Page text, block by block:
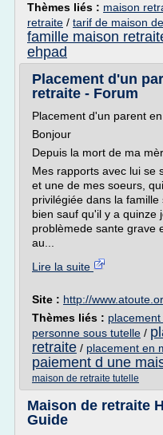
Thèmes liés : maison
retraite / tarif de maison
famille maison
ehpad
Placement d'un
retraite - Forum
Placement d'un parent
Bonjour
Depuis la mort de ma
Mes rapports avec lui se
et une de mes soeurs,
privilégiée dans la
bien sauf qu'il y a quinze
problèmede sante grave
au...
Lire la suite
Site : http://
Thèmes liés :
personne sous tutelle /
retraite / placement en
paiement d une
maison de retraite tutelle
Maison de retraite
Guide